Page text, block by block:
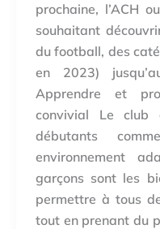
prochaine, l’ACH
souhaitant
du football, des
en 2023)
Apprendre et
convivial Le club
débutants
environnement
garçons sont les
permettre à tous
tout en prenant du